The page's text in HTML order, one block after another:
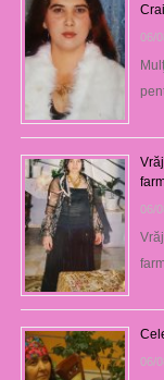
06/
06/
06/